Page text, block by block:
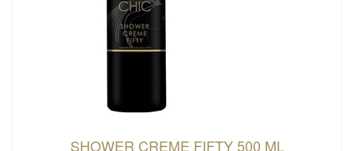
SHOWER CREME FIFTY 500 ML